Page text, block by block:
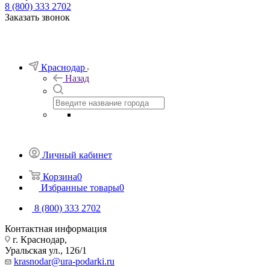
8 (800) 333 2702
Заказать звонок
Краснодар
Назад
Личный кабинет
Корзина0
Избранные товары0
8 (800) 333 2702
Контактная информация
г. Краснодар,
Уральская ул., 126/1
krasnodar@ura-podarki.ru